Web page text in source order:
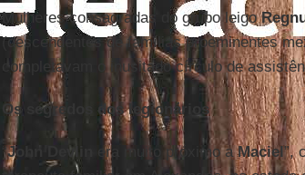
Mulheres consagradas do grupo leigo
(descendentes de famílias proeminentes
completavam o inusitado círculo de
Os segredos dos legionários
“John Devlin era muito próximo aMaciel”,